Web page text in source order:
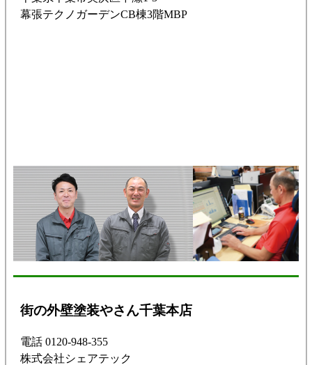
幕張テクノガーデンCB棟3階MBP
街の外壁塗装やさん千葉本店
電話 0120-948-355
株式会社シェアテック